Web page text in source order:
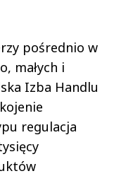
pośrednio w
małych i
Izba Handlu
regulacja